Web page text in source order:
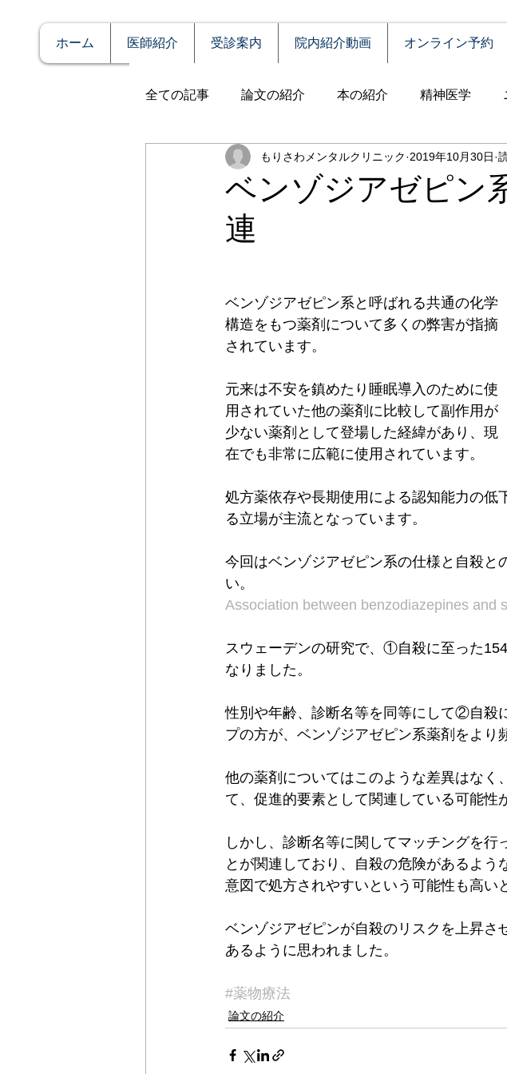
ホーム 医師紹介 受診案内 院内紹介動画 オンライン予約
全ての記事 論文の紹介 本の紹介 精神医学
症例報告 発達障害 自殺 認知症
アルコール依存（乱用）
PTSD（心的外傷後ストレス障害）
ベンゾジアゼピン
連
もりさわメンタルクリニック 2019年10月30日
ベンゾジアゼピン系と呼ばれる共通の化学
構造をもつ薬剤について多くの弊害が指摘
されています。
元来は不安を鎮めたり睡眠導入のために使
用されていた他の薬剤に比較して副作用が
少ない薬剤として登場した経緯があり、現
在でも非常に広範に使用されています。
処方薬依存や長期使用による認知能力の
る立場が主流となっています。
今回はベンゾジアゼピン系の仕様と自殺と
い。
Association between benzodiazepines and
スウェーデンの研究で、①自殺に至った
なりました。
性別や年齢、診断名等を同等にして②自殺
プの方が、ベンゾジアゼピン系薬剤をより
他の薬剤についてはこのような差異はなく
て、促進的要素として関連している可能性
しかし、診断名等に関してマッチングを
とが関連しており、自殺の危険があるよ
意図で処方されやすいという可能性も高い
ベンゾジアゼピンが自殺のリスクを上昇
あるように思われました。
#薬物療法
論文の紹介